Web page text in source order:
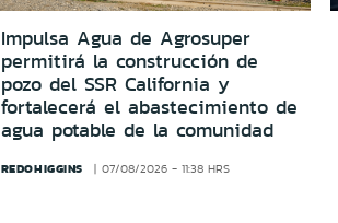
Impulsa Agua de Agrosuper
permitirá la construcción de
pozo del SSR California y
fortalecerá el abastecimiento de
agua potable de la comunidad
REDOHIGGINS 07/08/2026 - 11:38 HRS